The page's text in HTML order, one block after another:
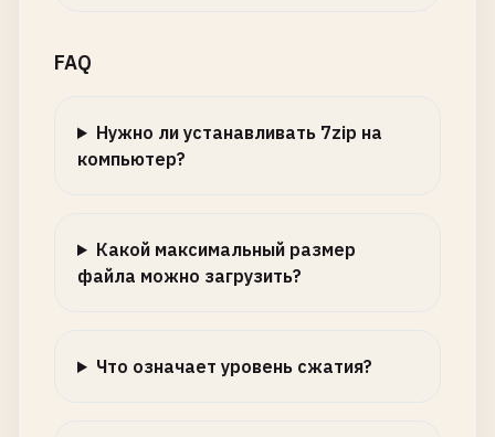
FAQ
Нужно ли устанавливать 7zip на
компьютер?
Какой максимальный размер
файла можно загрузить?
Что означает уровень сжатия?